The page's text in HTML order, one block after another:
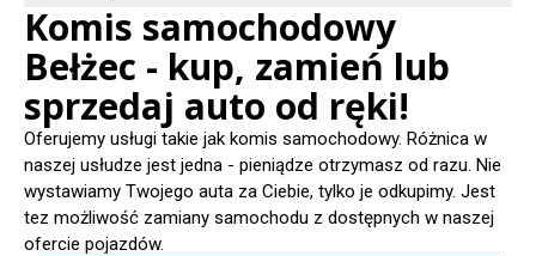
Komis samochodowy
Bełżec - kup, zamień lub
sprzedaj auto od ręki!
Oferujemy usługi takie jak komis samochodowy. Różnica w
naszej usłudze jest jedna - pieniądze otrzymasz od razu. Nie
wystawiamy Twojego auta za Ciebie, tylko je odkupimy. Jest
tez możliwość zamiany samochodu z dostępnych w naszej
ofercie pojazdów.